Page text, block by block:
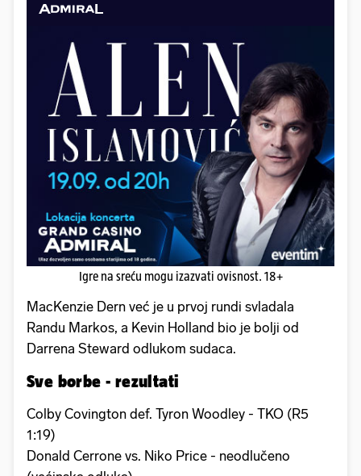
Igre na sreću mogu izazvati ovisnost. 18+
MacKenzie Dern već je u prvoj rundi svladala
Randu Markos, a Kevin Holland bio je bolji od
Darrena Steward odlukom sudaca.
Sve borbe - rezultati
Colby Covington def. Tyron Woodley - TKO (R5
1:19)
Donald Cerrone vs. Niko Price - neodlučeno